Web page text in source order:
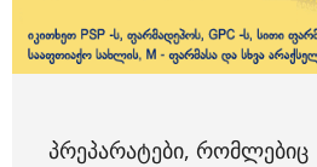
ᲞᲠᲔᲞᲐᲠᲐᲢᲔᲑᲘ, ᲠᲝᲛᲚᲔᲑᲘᲪ